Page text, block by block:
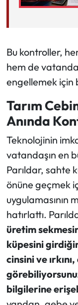
Bu kontroller,
hem de
engellemek için
Tarım
Anında
Teknolojinin
vatandaşın en
Parıldar, sahte
önüne geçmek
uygulamasının
hatırlattı.
üretim
küpesini
cinsini ve
bilgilerine